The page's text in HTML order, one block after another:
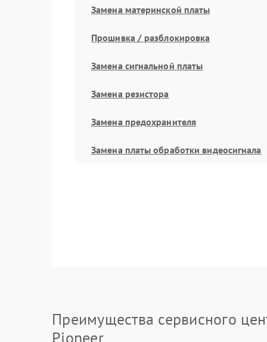
Замена материнской платы
Прошивка / разблокировка
Замена сигнальной платы
Замена резистора
Замена предохранителя
Замена платы обработки видеосигнала
Преимущества сервисного
Pioneer